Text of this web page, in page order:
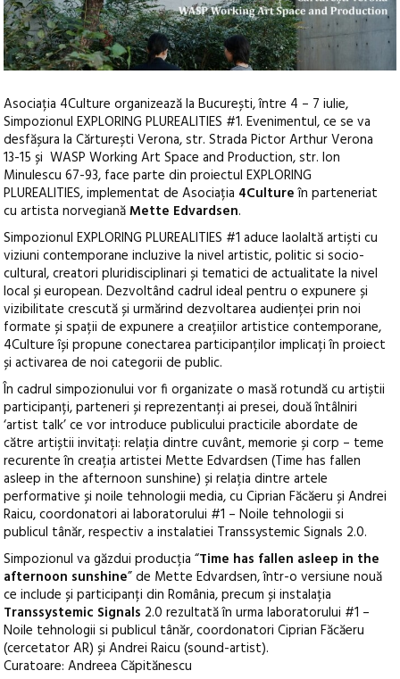
Asociația 4Culture organizează la București, între 4 – 7 iulie,
Simpozionul EXPLORING PLUREALITIES #1. Evenimentul, ce se va
desfășura la Cărturești Verona, str. Strada Pictor Arthur Verona
13-15 și WASP Working Art Space and Production, str. Ion
Minulescu 67-93, face parte din proiectul EXPLORING
PLUREALITIES, implementat de Asociația 4Cultureîn parteneriat
cu artista norvegianăMette Edvardsen.
Simpozionul EXPLORING PLUREALITIES #1 aduce laolaltă artiști cu
viziuni contemporane incluzive la nivel artistic, politic si socio-
cultural, creatori pluridisciplinari și tematici de actualitate la nivel
local și european. Dezvoltând cadrul ideal pentru o expunere și
vizibilitate crescută și urmărind dezvoltarea audienței prin noi
formate și spații de expunere a creațiilor artistice contemporane,
4Culture își propune conectarea participanților implicați în proiect
și activarea de noi categorii de public.
În cadrul simpozionului vor fi organizate o masă rotundă cu artiștii
participanți, parteneri și reprezentanți ai presei, două întâlniri
‘artist talk’ ce vor introduce publicului practicile abordate de
către artiștii invitați: relația dintre cuvânt, memorie și corp – teme
recurente în creația artistei Mette Edvardsen (Time has fallen
asleep in the afternoon sunshine) și relația dintre artele
performative și noile tehnologii media, cu Ciprian Făcăeru și Andrei
Raicu, coordonatori ai laboratorului #1 – Noile tehnologii si
publicul tânăr, respectiv a instalatiei Transsystemic Signals 2.0.
Simpozionul va găzdui producția “Time has fallen asleep in the
afternoon sunshine” de Mette Edvardsen, într-o versiune nouă
ce include și participanți din România, precum și instalația
Transsystemic Signals 2.0 rezultată în urma laboratorului #1 –
Noile tehnologii si publicul tânăr, coordonatori Ciprian Făcăeru
(cercetator AR) și Andrei Raicu (sound-artist).
Curatoare: Andreea Căpitănescu